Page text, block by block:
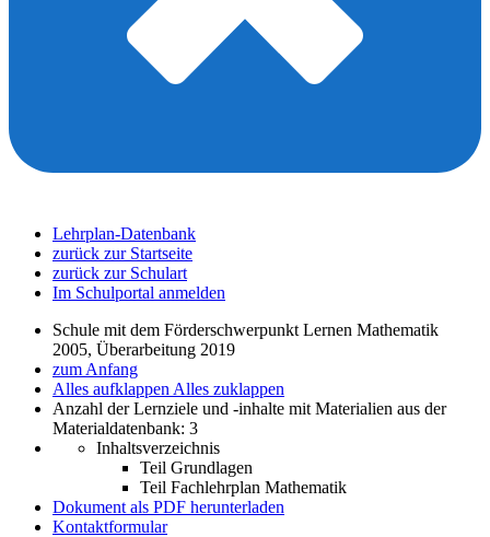
Lehrplan-Datenbank
zurück zur Startseite
zurück zur Schulart
Im Schulportal anmelden
Schule mit dem Förderschwerpunkt Lernen Mathematik
2005, Überarbeitung 2019
zum Anfang
Alles aufklappen Alles zuklappen
Anzahl der Lernziele und -inhalte mit Materialien aus der
Materialdatenbank: 3
Inhaltsverzeichnis
Teil Grundlagen
Teil Fachlehrplan Mathematik
Dokument als PDF herunterladen
Kontaktformular